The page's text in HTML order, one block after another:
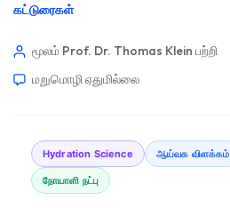
கட்டுரைகள்
மூலம் Prof. Dr. Thomas Klein பற்றி
மறுமொழி ஏதுமில்லை
Hydration Science ஆய்வக விளக்கம்
நோயாளி நட்பு